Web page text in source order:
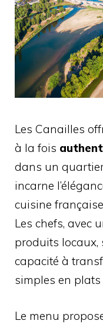
Les Canailles
à la fois
dans un
incarne
cuisine
Les chefs, avec
produits
capacité à
simples en plats
Le menu